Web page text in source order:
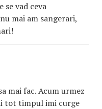
se vad ceva
mai am sangerari,
mai fac. Acum urmez
tot timpul imi curge